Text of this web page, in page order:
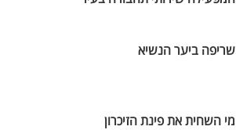
שריפה ביער הנשיא
מי השחית את פינת הזיכרון